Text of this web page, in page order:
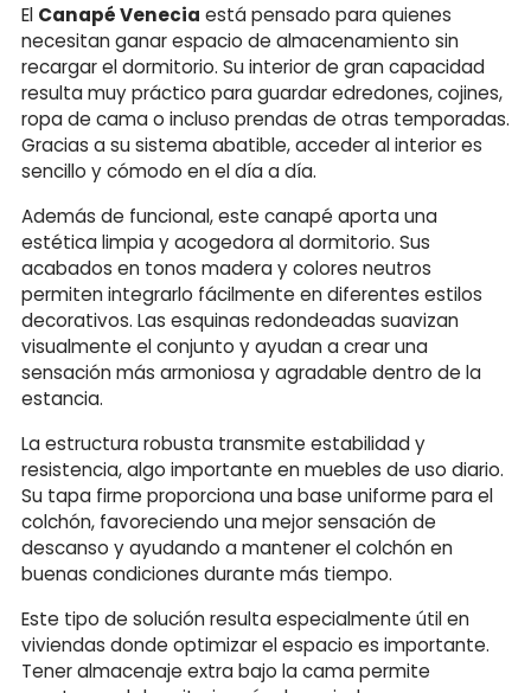
El Canapé Venecia está pensado para quienes
necesitan ganar espacio de almacenamiento sin
recargar el dormitorio. Su interior de gran capacidad
resulta muy práctico para guardar edredones, cojines,
ropa de cama o incluso prendas de otras temporadas.
Gracias a su sistema abatible, acceder al interior es
sencillo y cómodo en el día a día.
Además de funcional, este canapé aporta una
estética limpia y acogedora al dormitorio. Sus
acabados en tonos madera y colores neutros
permiten integrarlo fácilmente en diferentes estilos
decorativos. Las esquinas redondeadas suavizan
visualmente el conjunto y ayudan a crear una
sensación más armoniosa y agradable dentro de la
estancia.
La estructura robusta transmite estabilidad y
resistencia, algo importante en muebles de uso diario.
Su tapa firme proporciona una base uniforme para el
colchón, favoreciendo una mejor sensación de
descanso y ayudando a mantener el colchón en
buenas condiciones durante más tiempo.
Este tipo de solución resulta especialmente útil en
viviendas donde optimizar el espacio es importante.
Tener almacenaje extra bajo la cama permite